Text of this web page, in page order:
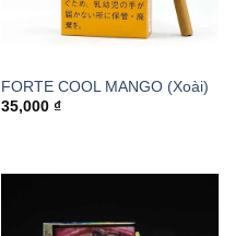
FORTE COOL MANGO (Xoài)
35,000 ₫